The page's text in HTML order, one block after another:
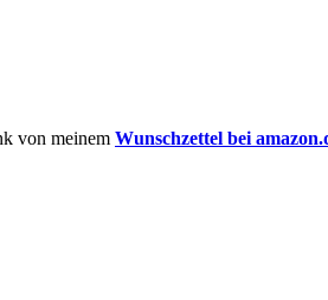
von meinem Wunschzettel bei